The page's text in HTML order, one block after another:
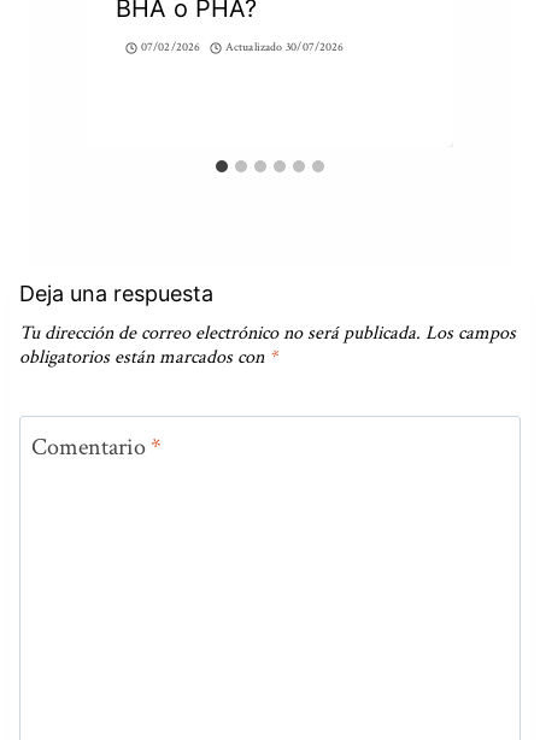
BHA o PHA?
07/02/2026 Actualizado 30/07/2026
Deja una respuesta
Tu dirección de correo electrónico no será publicada. Los campos
obligatorios están marcados con *
Comentario*